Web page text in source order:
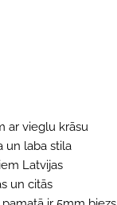
ar vieglu krāsu
un laba stila
Latvijas
un citās